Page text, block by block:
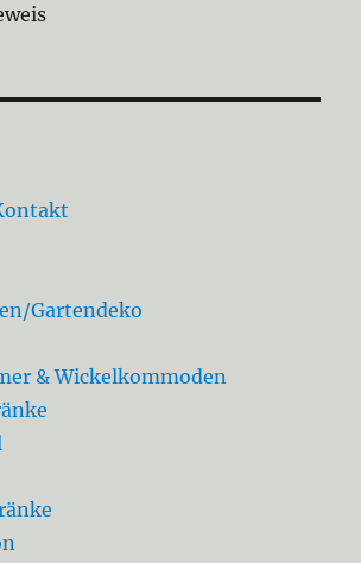
Gartendeko
& Wickelkommoden